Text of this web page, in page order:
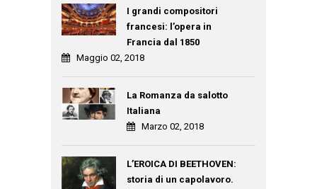
I grandi compositori
francesi: l’opera in
Francia dal 1850
Maggio 02, 2018
La Romanza da salotto
Italiana
Marzo 02, 2018
L’EROICA DI BEETHOVEN:
storia di un capolavoro.